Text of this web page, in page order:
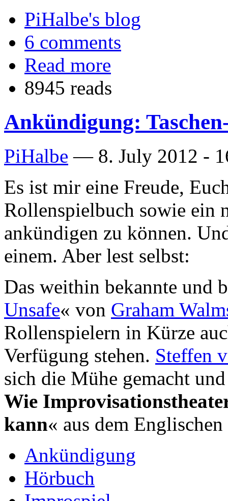
PiHalbe's blog
6 comments
Read more
8945 reads
Ankündigung:
PiHalbe — 8. July 2012 -
Es ist mir eine Freude,
Rollenspielbuch sowie ein
ankündigen zu können.
einem. Aber lest selbst:
Das weithin bekannte und
Unsafe« von Graham
Rollenspielern in Kürze
Verfügung stehen. Steffen
sich die Mühe gemacht
Wie
kann« aus dem
Ankündigung
Hörbuch